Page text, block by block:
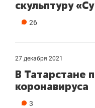
скульптуру
26
27 декабря 2021
В Татарстане
коронавируса
3